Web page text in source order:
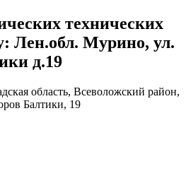
технических
Лен.обл. Мурино, ул.
д.19
область, Всеволожский район,
Балтики, 19